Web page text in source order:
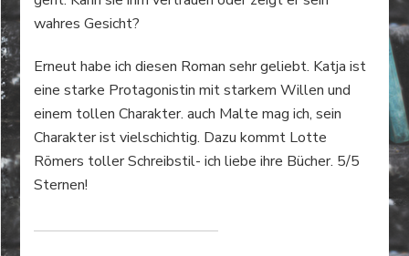
wahres Gesicht?
Erneut habe ich diesen Roman sehr geliebt. Katja ist
eine starke Protagonistin mit starkem Willen und
einem tollen Charakter. auch Malte mag ich, sein
Charakter ist vielschichtig. Dazu kommt Lotte
Römers toller Schreibstil- ich liebe ihre Bücher. 5/5
Sternen!